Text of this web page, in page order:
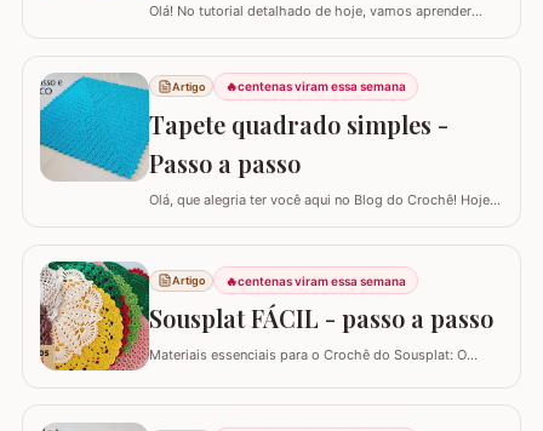
Olá! No tutorial detalhado de hoje, vamos aprender
RUSSO. Recentemente, postamos aqui no blog a versão
redonda deste modelo, e você pode conferir clicando
AQUI. Este é um trabalho clássico que combina com
vários ambientes e é uma excelente…
Artigo 🔥centenas viram essa semana
Tapete quadrado simples -
Passo a passo
Olá, que alegria ter você aqui no Blog do Crochê! Hoje
juntos o TAPETE QUADRADO SIMPLES. Este é um
modelo clássico, super fácil de executar e muito
versátil, pois permite que você adapte o tamanho
conforme a sua necessidade, garantindo que o…
Artigo 🔥centenas viram essa semana
Sousplat FÁCIL - passo a passo
Materiais essenciais para o Crochê do Sousplat: O